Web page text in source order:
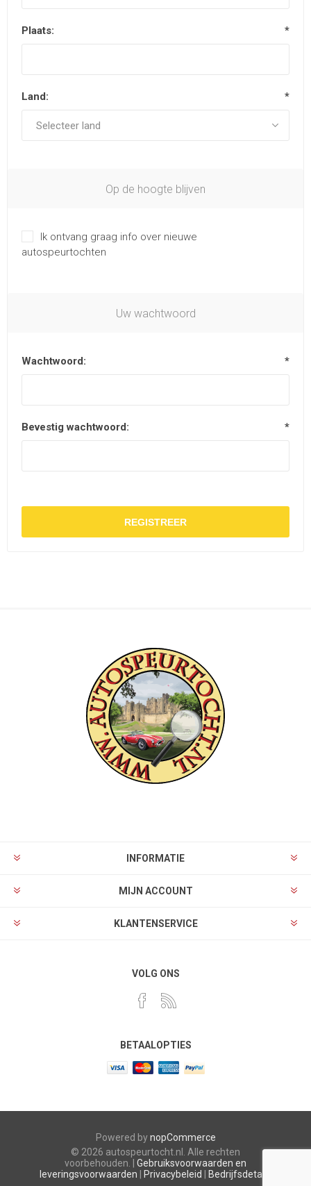
Plaats: *
Land: *
Op de hoogte blijven
Ik ontvang graag info over nieuwe
autospeurtochten
Uw wachtwoord
Wachtwoord: *
Bevestig wachtwoord: *
REGISTREER
INFORMATIE
MIJN ACCOUNT
KLANTENSERVICE
VOLG ONS
BETAALOPTIES
Powered bynopCommerce
© 2026 autospeurtocht.nl. Alle rechten
voorbehouden. | Gebruiksvoorwaarden en
leveringsvoorwaarden
Privacybeleid Bedrijfsdetails